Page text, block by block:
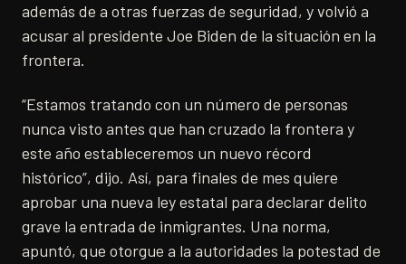
además de a otras fuerzas de seguridad, y volvió a
acusar al presidente Joe Biden de la situación en la
frontera.
“Estamos tratando con un número de personas
nunca visto antes que han cruzado la frontera y
este año estableceremos un nuevo récord
histórico”, dijo. Así, para finales de mes quiere
aprobar una nueva ley estatal para declarar delito
grave la entrada de inmigrantes. Una norma,
apuntó, que otorgue a la autoridades la potestad de